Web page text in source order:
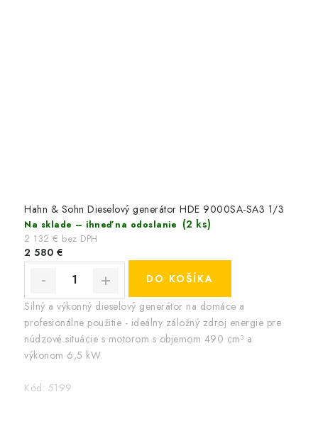
Hahn & Sohn Dieselový generátor HDE 9000SA-SA3 1/3
Na sklade – ihneď na odoslanie (2 ks)
2 132 € bez DPH
2 580 €
DO KOŠÍKA
Silný a výkonný dieselový generátor na domáce a
profesionálne použitie - ideálny záložný zdroj energie pre
núdzové situácie s motorom s objemom 490 cm³ a
výkonom 6,5 kW.
Kód: 5199